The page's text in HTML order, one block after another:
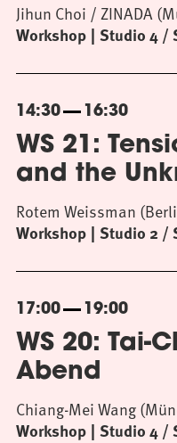
Workshop Studio 4 /
Jihun Choi / ZINADA
14:30 16:30
WS 21:
and the
Workshop Studio 2 /
Rotem Weissman
17:00 19:00
WS 20: Tai-
Abend
Workshop Studio 4 /
Chiang-Mei Wang